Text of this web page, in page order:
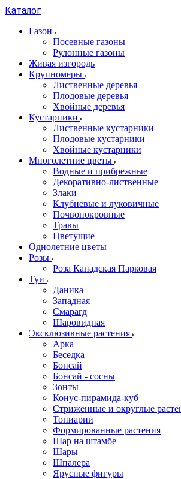
Каталог
Газон
Посевные газоны
Рулонные газоны
Живая изгородь
Крупномеры
Лиственные деревья
Плодовые деревья
Хвойные деревья
Кустарники
Лиственные кустарники
Плодовые кустарники
Хвойные кустарники
Многолетние цветы
Водные и прибрежные
Декоративно-лиственные
Злаки
Клубневые и луковичные
Почвопокровные
Травы
Цветущие
Однолетние цветы
Розы
Роза Канадская Парковая
Туи
Даника
Западная
Смарагд
Шаровидная
Эксклюзивные растения
Арка
Беседка
Бонсай
Бонсай - сосны
Зонты
Конус-пирамида-куб
Стриженные и округлые
Топиарии
Формированные растения
Шар на штамбе
Шары
Шпалера
Ярусные фигуры